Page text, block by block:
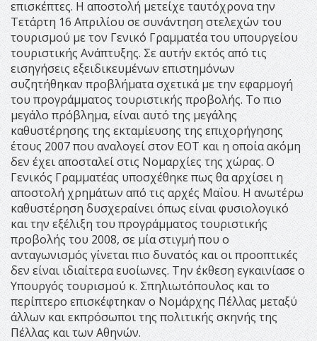
επισκέπτες. Η αποστολή μετείχε ταυτόχρονα την
Τετάρτη 16 Απριλίου σε συνάντηση στελεχών του
τουρισμού με τον Γενικό Γραμματέα του υπουργείου
τουριστικής Ανάπτυξης. Σε αυτήν εκτός από τις
εισηγήσεις εξειδικευμένων επιστημόνων
συζητήθηκαν προβλήματα σχετικά με την εφαρμογή
του προγράμματος τουριστικής προβολής. Το πιο
μεγάλο πρόβλημα, είναι αυτό της μεγάλης
καθυστέρησης της εκταμίευσης της επιχορήγησης
έτους 2007 που αναλογεί στον ΕΟΤ και η οποία ακόμη
δεν έχει αποσταλεί στις Νομαρχίες της χώρας. Ο
Γενικός Γραμματέας υποσχέθηκε πως θα αρχίσει η
αποστολή χρημάτων από τις αρχές Μαΐου. Η ανωτέρω
καθυστέρηση δυσχεραίνει όπως είναι φυσιολογικό
και την εξέλιξη του προγράμματος τουριστικής
προβολής του 2008, σε μία στιγμή που ο
ανταγωνισμός γίνεται πιο δυνατός και οι προοπτικές
δεν είναι ιδιαίτερα ευοίωνες. Την έκθεση εγκαινίασε ο
Υπουργός τουρισμού κ. Σπηλιωτόπουλος και το
περίπτερο επισκέφτηκαν ο Νομάρχης Πέλλας μεταξύ
άλλων και εκπρόσωποι της πολιτικής σκηνής της
Πέλλας και των Αθηνών.